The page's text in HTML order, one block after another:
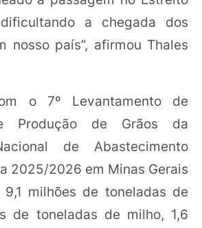
a chegada dos
nosso país”, afirmou Thales
o 7º Levantamento de
Produção de Grãos da
de Abastecimento
2025/2026 em Minas Gerais
milhões de toneladas de
de toneladas de milho, 1,6